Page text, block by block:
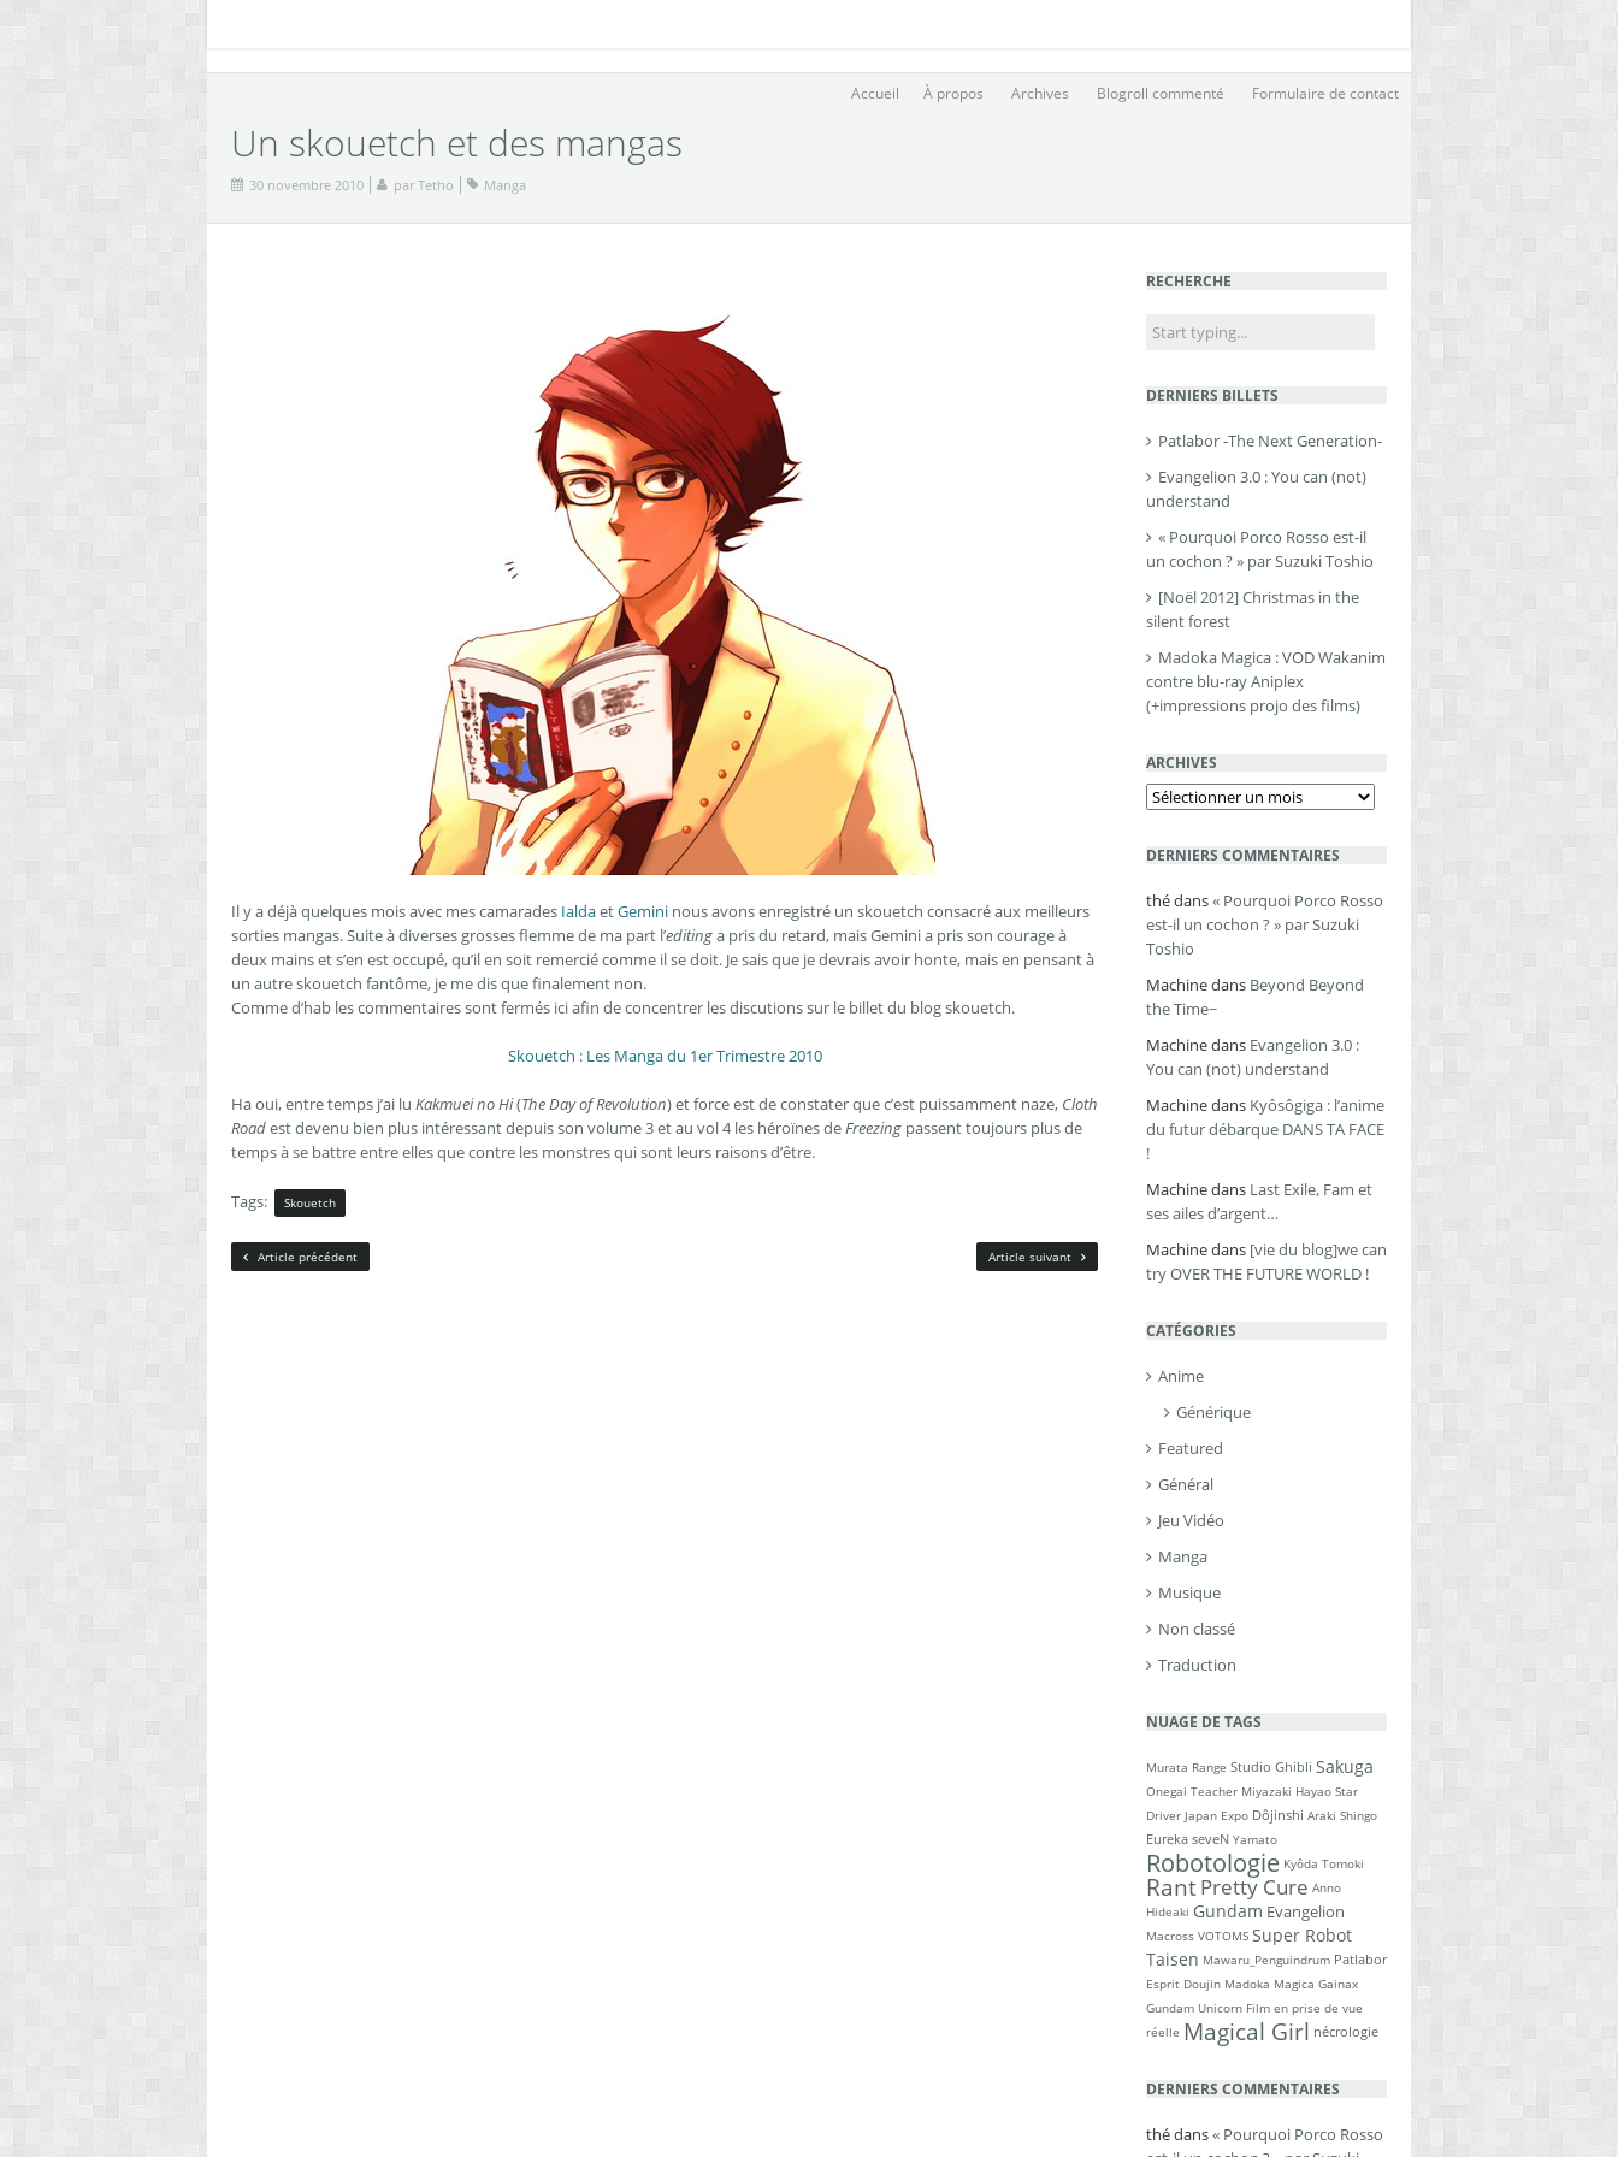
Accueil À propos Archives Blogroll commenté Formulaire de contact
Un skouetch et des mangas
30 novembre 2010 par Tetho Manga
Il y a déjà quelques mois avec mes camarades IaldaetGemini nous avons enregistré un skouetch consacré aux meilleurs
sorties mangas. Suite à diverses grosses flemme de ma part l’editinga pris du retard, mais Gemini a pris son courage à
deux mains et s’en est occupé, qu’il en soit remercié comme il se doit. Je sais que je devrais avoir honte, mais en pensant à
un autre skouetch fantôme, je me dis que finalement non.
Comme d’hab les commentaires sont fermés ici afin de concentrer les discutions sur le billet du blog skouetch.
Skouetch : Les Manga du 1er Trimestre 2010
Ha oui, entre temps j’ai lu Kakmuei no Hi(The Day of Revolution) et force est de constater que c’est puissamment naze, Cloth
Roadest devenu bien plus intéressant depuis son volume 3 et au vol 4 les héroïnes deFreezing passent toujours plus de
temps à se battre entre elles que contre les monstres qui sont leurs raisons d’être.
Tags: Skouetch
Article suivant
Article précédent
RECHERCHE
DERNIERS BILLETS
Patlabor -The Next Generation-
Evangelion 3.0 : You can (not)
understand
« Pourquoi Porco Rosso est-il
un cochon ? » par Suzuki Toshio
[Noël 2012] Christmas in the
silent forest
Madoka Magica : VOD Wakanim
contre blu-ray Aniplex
(+impressions projo des films)
ARCHIVES
Archives
DERNIERS COMMENTAIRES
thédans« Pourquoi Porco Rosso
est-il un cochon ? » par Suzuki
Toshio
Machinedans Beyond Beyond
the Time~
Machinedans Evangelion 3.0 :
You can (not) understand
Machinedans Kyôsôgiga : l’anime
du futur débarque DANS TA FACE
!
Machinedans Last Exile, Fam et
ses ailes d’argent…
Machinedans [vie du blog]we can
try OVER THE FUTURE WORLD !
CATÉGORIES
Anime
Générique
Featured
Général
Jeu Vidéo
Manga
Musique
Non classé
Traduction
NUAGE DE TAGS
Murata Range Studio Ghibli Sakuga
Onegai Teacher Miyazaki Hayao Star
Driver Japan Expo Dôjinshi Araki Shingo
Eureka seveN Yamato
Robotologie Kyôda Tomoki
RantPretty Cure Anno
Hideaki Gundam Evangelion
Macross VOTOMS Super Robot
Taisen Mawaru_Penguindrum Patlabor
Esprit Doujin Madoka Magica Gainax
Gundam Unicorn Film en prise de vue
réelle Magical Girl nécrologie
DERNIERS COMMENTAIRES
thédans« Pourquoi Porco Rosso